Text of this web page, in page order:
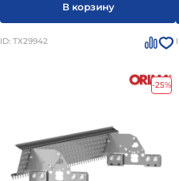
В корзину
ID: ТХ29942
-25%